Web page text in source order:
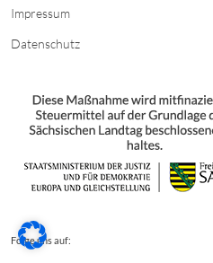
Impressum
Datenschutz
Folge uns auf: